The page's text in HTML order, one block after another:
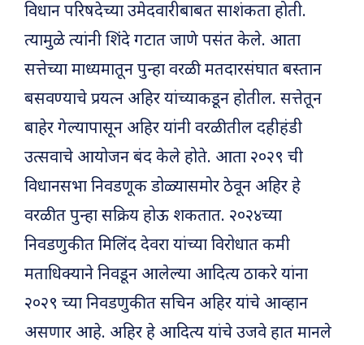
विधान परिषदेच्या उमेदवारीबाबत साशंकता होती.
त्यामुळे त्यांनी शिंदे गटात जाणे पसंत केले. आता
सत्तेच्या माध्यमातून पुन्हा वरळी मतदारसंघात बस्तान
बसवण्याचे प्रयत्न अहिर यांच्याकडून होतील. सत्तेतून
बाहेर गेल्यापासून अहिर यांनी वरळीतील दहीहंडी
उत्सवाचे आयोजन बंद केले होते. आता २०२९ ची
विधानसभा निवडणूक डोळ्यासमोर ठेवून अहिर हे
वरळीत पुन्हा सक्रिय होऊ शकतात. २०२४च्या
निवडणुकीत मिलिंद देवरा यांच्या विरोधात कमी
मताधिक्याने निवडून आलेल्या आदित्य ठाकरे यांना
२०२९ च्या निवडणुकीत सचिन अहिर यांचे आव्हान
असणार आहे. अहिर हे आदित्य यांचे उजवे हात मानले